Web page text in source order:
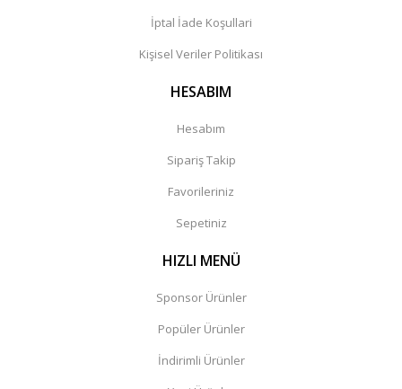
İptal İade Koşullari
Kişisel Veriler Politikası
HESABIM
Hesabım
Sipariş Takip
Favorileriniz
Sepetiniz
HIZLI MENÜ
Sponsor Ürünler
Popüler Ürünler
İndirimli Ürünler